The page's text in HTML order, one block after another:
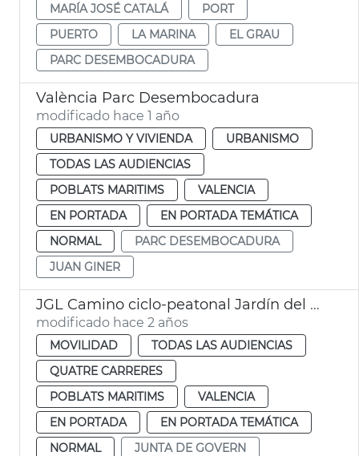
MARÍA JOSÉ CATALÁ
PORT
PUERTO
LA MARINA
EL GRAU
PARC DESEMBOCADURA
València Parc Desembocadura
modificado hace 1 año
URBANISMO Y VIVIENDA
URBANISMO
TODAS LAS AUDIENCIAS
POBLATS MARITIMS
VALENCIA
EN PORTADA
EN PORTADA TEMÁTICA
NORMAL
PARC DESEMBOCADURA
JUAN GINER
JGL Camino ciclo-peatonal Jardín del Turia
modificado hace 2 años
MOVILIDAD
TODAS LAS AUDIENCIAS
QUATRE CARRERES
POBLATS MARITIMS
VALENCIA
EN PORTADA
EN PORTADA TEMÁTICA
NORMAL
JUNTA DE GOVERN